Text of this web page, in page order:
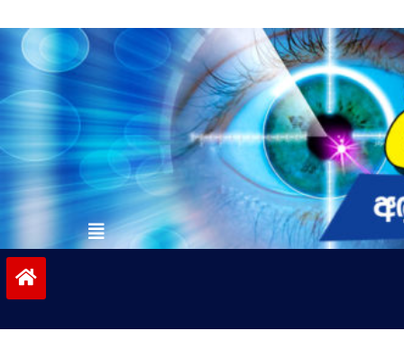
to
contentvinivida.lk